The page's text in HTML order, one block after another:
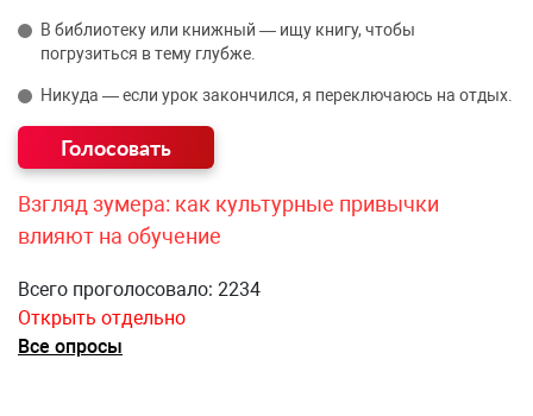
В библиотеку или книжный — ищу книгу, чтобы
погрузиться в тему глубже.
Никуда — если урок закончился, я переключаюсь на отдых.
Взгляд зумера: как культурные привычки
влияют на обучение
Всего проголосовало: 2234
Открыть отдельно
Все опросы